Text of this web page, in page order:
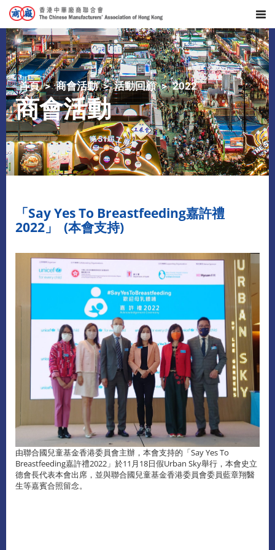
首頁 商會活動 活動回顧 2022
商會活動
「Say Yes To Breastfeeding嘉許禮
2022」 (本會支持)
由聯合國兒童基金香港委員會主辦，本會支持的「Say Yes To
Breastfeeding嘉許禮2022」於11月18日假Urban Sky舉行，本會史立
德會長代表本會出席，並與聯合國兒童基金香港委員會委員藍章翔醫
生等嘉賓合照留念。